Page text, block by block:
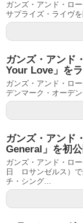
ガンズ・アンド・ロ
サプライズ・ライヴ
ガンズ・アンド
Your Love」を
ガンズ・アンド・ロ
デンマーク・オーデ
ガンズ・アンド
General」を初
ガンズ・アンド・ロ
日 ロサンゼルス）で
チ・シング...